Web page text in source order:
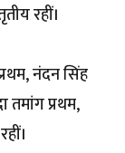
रहीं।
नंदन सिंह
तमांग प्रथम,